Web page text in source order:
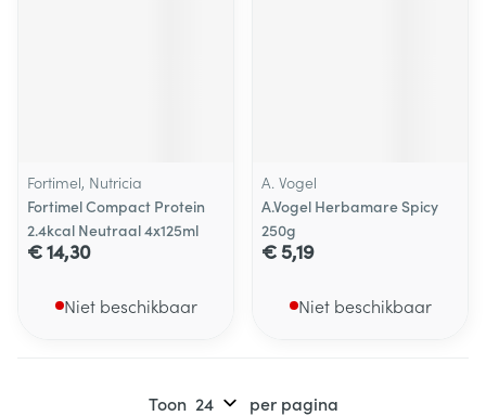
Fortimel, Nutricia
Fortimel Compact Protein
2.4kcal Neutraal 4x125ml
€ 14,30
Niet beschikbaar
A. Vogel
A.Vogel Herbamare Spicy
250g
€ 5,19
Niet beschikbaar
Toon per pagina